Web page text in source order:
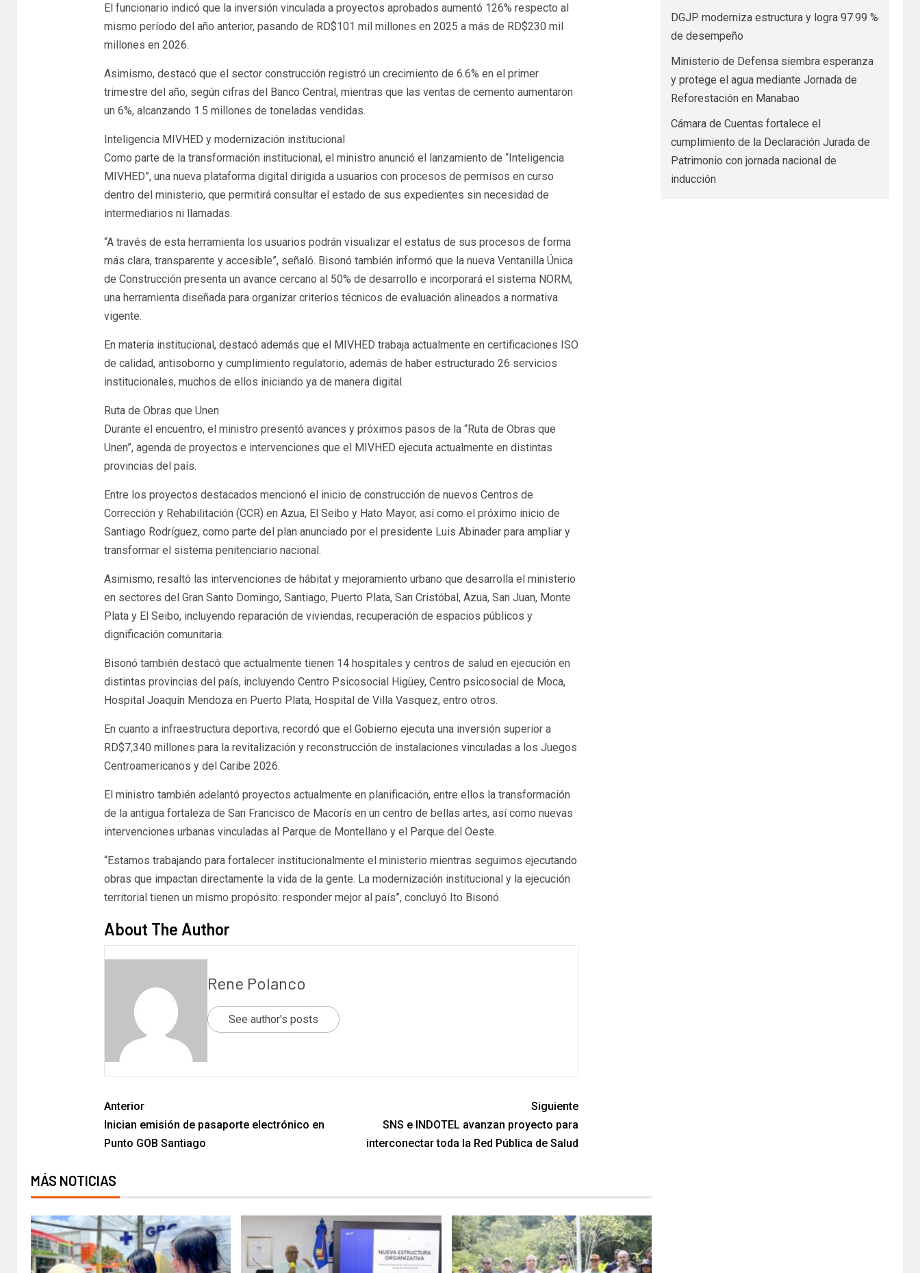
El funcionario indicó que la inversión vinculada a proyectos aprobados aumentó 126% respecto al
mismo período del año anterior, pasando de RD$101 mil millones en 2025 a más de RD$230 mil
millones en 2026.
Asimismo, destacó que el sector construcción registró un crecimiento de 6.6% en el primer
trimestre del año, según cifras del Banco Central, mientras que las ventas de cemento aumentaron
un 6%, alcanzando 1.5 millones de toneladas vendidas.
Inteligencia MIVHED y modernización institucional
Como parte de la transformación institucional, el ministro anunció el lanzamiento de “Inteligencia
MIVHED”, una nueva plataforma digital dirigida a usuarios con procesos de permisos en curso
dentro del ministerio, que permitirá consultar el estado de sus expedientes sin necesidad de
intermediarios ni llamadas.
“A través de esta herramienta los usuarios podrán visualizar el estatus de sus procesos de forma
más clara, transparente y accesible”, señaló. Bisonó también informó que la nueva Ventanilla Única
de Construcción presenta un avance cercano al 50% de desarrollo e incorporará el sistema NORM,
una herramienta diseñada para organizar criterios técnicos de evaluación alineados a normativa
vigente.
En materia institucional, destacó además que el MIVHED trabaja actualmente en certificaciones ISO
de calidad, antisoborno y cumplimiento regulatorio, además de haber estructurado 26 servicios
institucionales, muchos de ellos iniciando ya de manera digital.
Ruta de Obras que Unen
Durante el encuentro, el ministro presentó avances y próximos pasos de la “Ruta de Obras que
Unen”, agenda de proyectos e intervenciones que el MIVHED ejecuta actualmente en distintas
provincias del país.
Entre los proyectos destacados mencionó el inicio de construcción de nuevos Centros de
Corrección y Rehabilitación (CCR) en Azua, El Seibo y Hato Mayor, así como el próximo inicio de
Santiago Rodríguez, como parte del plan anunciado por el presidente Luis Abinader para ampliar y
transformar el sistema penitenciario nacional.
Asimismo, resaltó las intervenciones de hábitat y mejoramiento urbano que desarrolla el ministerio
en sectores del Gran Santo Domingo, Santiago, Puerto Plata, San Cristóbal, Azua, San Juan, Monte
Plata y El Seibo, incluyendo reparación de viviendas, recuperación de espacios públicos y
dignificación comunitaria.
Bisonó también destacó que actualmente tienen 14 hospitales y centros de salud en ejecución en
distintas provincias del país, incluyendo Centro Psicosocial Higüey, Centro psicosocial de Moca,
Hospital Joaquín Mendoza en Puerto Plata, Hospital de Villa Vasquez, entro otros.
En cuanto a infraestructura deportiva, recordó que el Gobierno ejecuta una inversión superior a
RD$7,340 millones para la revitalización y reconstrucción de instalaciones vinculadas a los Juegos
Centroamericanos y del Caribe 2026.
El ministro también adelantó proyectos actualmente en planificación, entre ellos la transformación
de la antigua fortaleza de San Francisco de Macorís en un centro de bellas artes, así como nuevas
intervenciones urbanas vinculadas al Parque de Montellano y el Parque del Oeste.
“Estamos trabajando para fortalecer institucionalmente el ministerio mientras seguimos ejecutando
obras que impactan directamente la vida de la gente. La modernización institucional y la ejecución
territorial tienen un mismo propósito: responder mejor al país”, concluyó Ito Bisonó.
About The Author
Rene Polanco
See author's posts
Anterior
Inician emisión de pasaporte electrónico en
Punto GOB Santiago
Siguiente
SNS e INDOTEL avanzan proyecto para
interconectar toda la Red Pública de Salud
MÁS NOTICIAS
DGJP moderniza estructura y logra 97.99 %
de desempeño
Ministerio de Defensa siembra esperanza
y protege el agua mediante Jornada de
Reforestación en Manabao
Cámara de Cuentas fortalece el
cumplimiento de la Declaración Jurada de
Patrimonio con jornada nacional de
inducción